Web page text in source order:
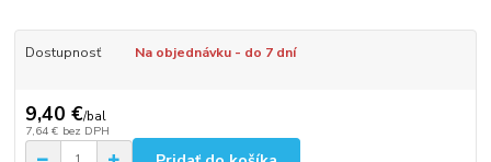
Dostupnosť Na objednávku - do 7 dní
9,40 €/bal
7,64 € bez DPH